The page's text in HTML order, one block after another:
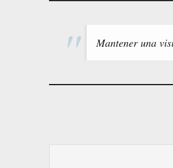
Mantener una